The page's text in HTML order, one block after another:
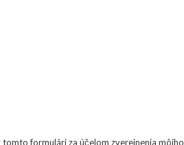
formulári za účelom zverejnenia môjho